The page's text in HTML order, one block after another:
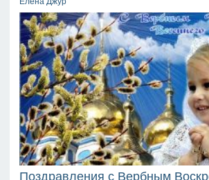
Поздравления с Вербным